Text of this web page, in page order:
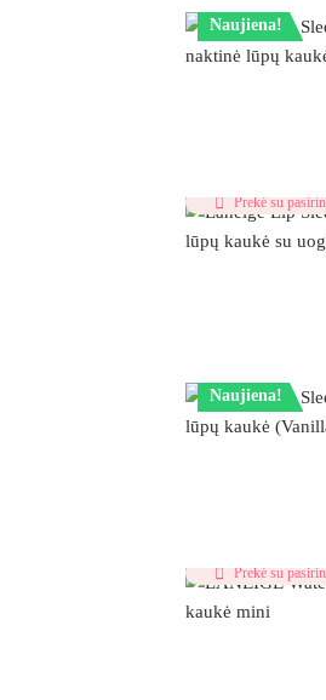
Naujiena!
Prekė su
Naujiena!
Prekė su